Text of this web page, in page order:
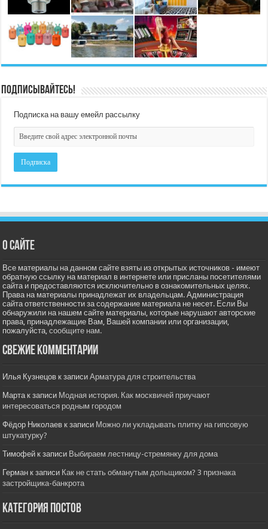
Подписывайтесь!
Подписка на вашу емейл рассылку
О сайте
Все материалы на данном сайте взяты из открытых источников - имеют
обратную ссылку на материал в интернете или присланы посетителями
сайта и предоставляются исключительно в ознакомительных целях.
Права на материалы принадлежат их владельцам. Администрация
сайта ответственности за содержание материала не несет. Если Вы
обнаружили на нашем сайте материалы, которые нарушают авторские
права, принадлежащие Вам, Вашей компании или организации,
пожалуйста,сообщите нам.
Свежие комментарии
Илья Кузнецов к записиАрматура для строительства
Мартак записи Модная история. Как москвичей приучают
интересоваться родным городом
Фёдор Николаев к записи Можно ли укладывать плитку на гипсовую
штукатурку?
Тимофей к записи Выбираем лестницу-стремянку для дома
Герман к записи Как не стать обманутым дольщиком? 3 признака
застройщика-банкрота
Категория постов